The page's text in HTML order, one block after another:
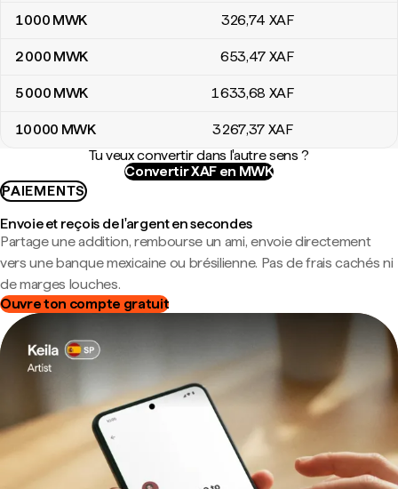
1 000 MWK 326,74 XAF
2 000 MWK 653,47 XAF
5 000 MWK 1 633,68 XAF
10 000 MWK 3 267,37 XAF
Tu veux convertir dans l'autre sens ?
Convertir XAF en MWK
PAIEMENTS
Envoie et reçois de l'argent en secondes
Partage une addition, rembourse un ami, envoie directement
vers une banque mexicaine ou brésilienne. Pas de frais cachés ni
de marges louches.
Ouvre ton compte gratuit